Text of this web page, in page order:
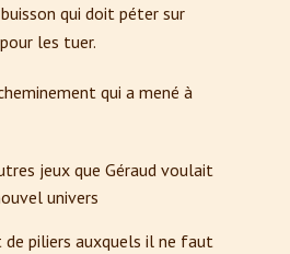
qui doit péter sur
les tuer.
qui a mené à
jeux que Géraud voulait
univers
piliers auxquels il ne faut